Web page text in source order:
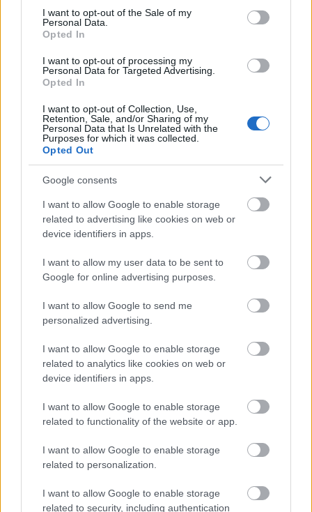
consent section.
I want to opt-out of the Sale of my
Personal Data.
Opted In
I want to opt-out of processing my
Personal Data for Targeted Advertising.
Opted In
I want to opt-out of Collection, Use,
Retention, Sale, and/or Sharing of my
Personal Data that Is Unrelated with the
Purposes for which it was collected.
Opted Out
Google consents
I want to allow Google to enable storage
related to advertising like cookies on web or
device identifiers in apps.
I want to allow my user data to be sent to
Google for online advertising purposes.
I want to allow Google to send me
personalized advertising.
I want to allow Google to enable storage
related to analytics like cookies on web or
device identifiers in apps.
I want to allow Google to enable storage
related to functionality of the website or app.
I want to allow Google to enable storage
related to personalization.
I want to allow Google to enable storage
related to security, including authentication
A Golden Globe gála leggyönyörűbb sminkjei
A Golden Globe gála leggyönyörűbb sminkjei
Mégis ki irigykedne egy kisbabára, akinek még
öntudata sincs, pelenkázni kell és minden
lélegzetvételét figyelik a szüleik. Azonban, ha egy
lenne gondunk belőle. A kislány alig egy évesen már